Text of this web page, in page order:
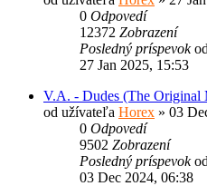
0 Odpovedí
12372 Zobrazení
Posledný príspevok
27 Jan 2025, 15:53
V.A. - Dudes (The Original
od užívateľa Horex » 03
0 Odpovedí
9502 Zobrazení
Posledný príspevok
03 Dec 2024, 06:38